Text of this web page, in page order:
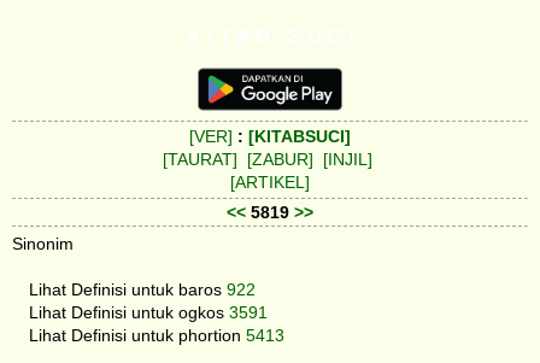
[VER] : [KITABSUCI]
[TAURAT]
[ZABUR]
[INJIL]
[ARTIKEL]
<< 5819 >>
Sinonim
Lihat Definisi untuk baros922
Lihat Definisi untuk ogkos3591
Lihat Definisi untuk phortion5413